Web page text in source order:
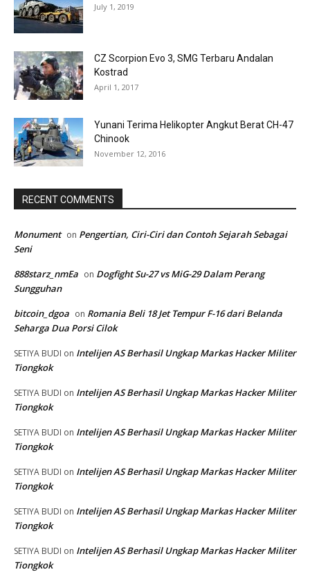
July 1, 2019
CZ Scorpion Evo 3, SMG Terbaru Andalan
Kostrad
April 1, 2017
Yunani Terima Helikopter Angkut Berat CH-47
Chinook
November 12, 2016
RECENT COMMENTS
Monument on Pengertian, Ciri-Ciri dan Contoh Sejarah Sebagai
Seni
888starz_nmEa on Dogfight Su-27 vs MiG-29 Dalam Perang
Sungguhan
bitcoin_dgoa on Romania Beli 18 Jet Tempur F-16 dari Belanda
Seharga Dua Porsi Cilok
SETIYA BUDI on Intelijen AS Berhasil Ungkap Markas Hacker Militer
Tiongkok
SETIYA BUDI on Intelijen AS Berhasil Ungkap Markas Hacker Militer
Tiongkok
SETIYA BUDI on Intelijen AS Berhasil Ungkap Markas Hacker Militer
Tiongkok
SETIYA BUDI on Intelijen AS Berhasil Ungkap Markas Hacker Militer
Tiongkok
SETIYA BUDI on Intelijen AS Berhasil Ungkap Markas Hacker Militer
Tiongkok
SETIYA BUDI on Intelijen AS Berhasil Ungkap Markas Hacker Militer
Tiongkok